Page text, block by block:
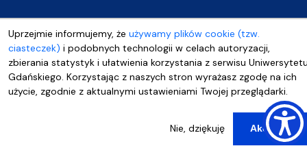
Uprzejmie informujemy, że używamy plików cookie (tzw.
ciasteczek) i podobnych technologii w celach autoryzacji,
zbierania statystyk i ułatwienia korzystania z serwisu
Gdańskiego. Korzystając z naszych stron wyrażasz zgodę na ich
użycie, zgodnie z aktualnymi ustawieniami Twojej przeglądarki.
Nie, dziękuję Akceptuj